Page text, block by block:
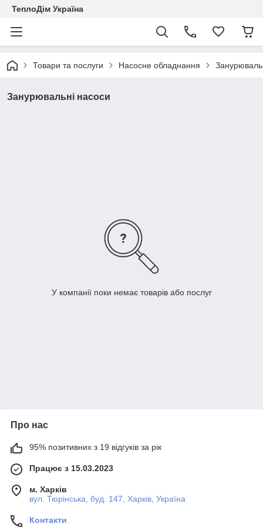
ТеплоДім Україна
Товари та послуги Насосне обладнання
Занурювальні насоси
У компанії поки немає товарів або послуг
Про нас
95% позитивних з 19 відгуків за рік
Працює з 15.03.2023
м. Харків
вул. Тюрінська, буд. 147, Харків, Україна
Контакти